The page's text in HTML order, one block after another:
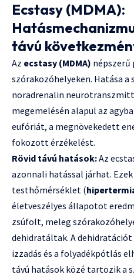
Ecstasy (MDMA):
távú
Az ecstasy (MDMA) népszerű
szórakozóhelyeken. Hatása
noradrenalin
megemelésén alapul az
eufóriát, a megnövekedett
fokozott érzékelést.
Rövid távú hatások:Az
azonnali hatással járhat.
testhőmérséklet (
életveszélyes állapotot
zsúfolt, meleg
dehidratáltak. A
izzadás és a folyadékpótlás
távú hatások közé tartozik a